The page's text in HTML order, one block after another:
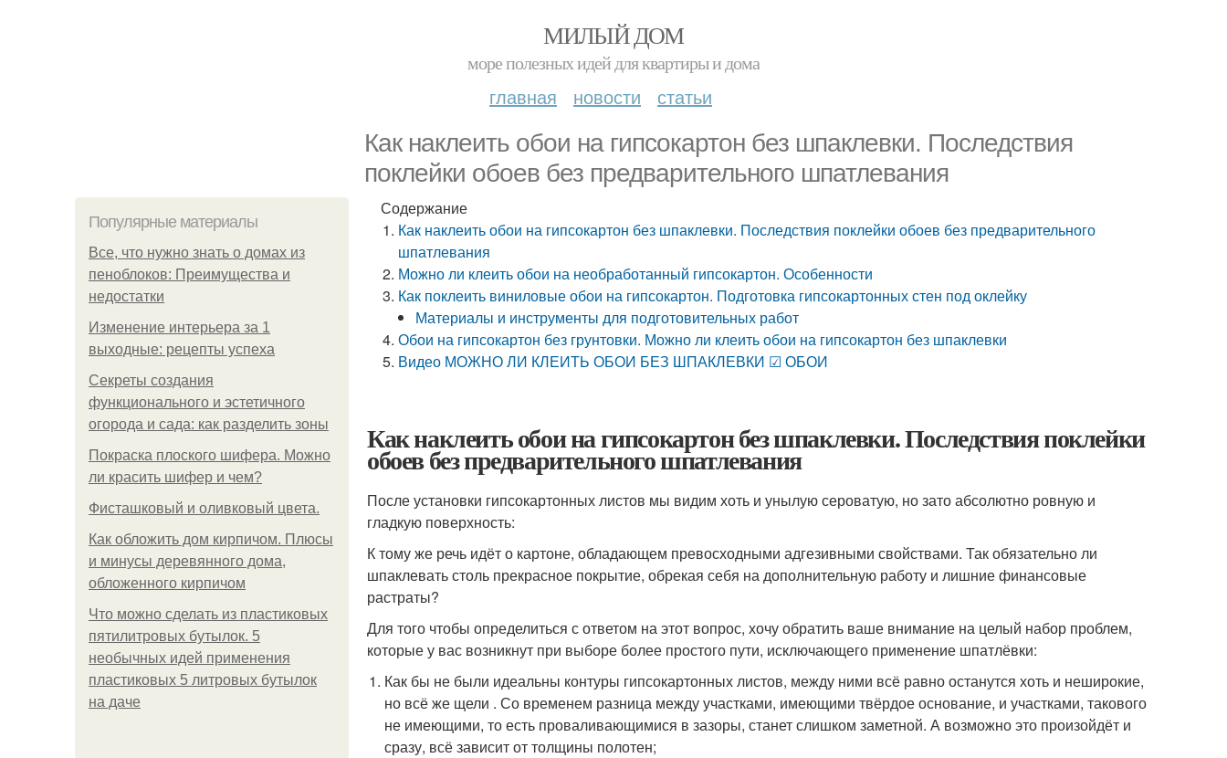
МИЛЫЙ ДОМ
море полезных идей для квартиры и дома
главная новости статьи
Как наклеить обои на гипсокартон без шпаклевки. Последствия
поклейки обоев без предварительного шпатлевания
Популярные материалы
Все, что нужно знать о домах из
пеноблоков: Преимущества и
недостатки
Изменение интерьера за 1
выходные: рецепты успеха
Секреты создания
функционального и эстетичного
огорода и сада: как разделить зоны
Покраска плоского шифера. Можно
ли красить шифер и чем?
Фисташковый и оливковый цвета.
Как обложить дом кирпичом. Плюсы
и минусы деревянного дома,
обложенного кирпичом
Что можно сделать из пластиковых
пятилитровых бутылок. 5
необычных идей применения
пластиковых 5 литровых бутылок
на даче
Содержание
Как наклеить обои на гипсокартон без шпаклевки. Последствия поклейки обоев без предварительного
шпатлевания
Можно ли клеить обои на необработанный гипсокартон. Особенности
Как поклеить виниловые обои на гипсокартон. Подготовка гипсокартонных стен под оклейку
Материалы и инструменты для подготовительных работ
Обои на гипсокартон без грунтовки. Можно ли клеить обои на гипсокартон без шпаклевки
Видео МОЖНО ЛИ КЛЕИТЬ ОБОИ БЕЗ ШПАКЛЕВКИ ☑ ОБОИ
Как наклеить обои на гипсокартон без шпаклевки. Последствия поклейки
обоев без предварительного шпатлевания
После установки гипсокартонных листов мы видим хоть и унылую сероватую, но зато абсолютно ровную и
гладкую поверхность:
К тому же речь идёт о картоне, обладающем превосходными адгезивными свойствами. Так обязательно ли
шпаклевать столь прекрасное покрытие, обрекая себя на дополнительную работу и лишние финансовые
растраты?
Для того чтобы определиться с ответом на этот вопрос, хочу обратить ваше внимание на целый набор проблем,
которые у вас возникнут при выборе более простого пути, исключающего применение шпатлёвки:
Как бы не были идеальны контуры гипсокартонных листов, между ними всё равно останутся хоть и неширокие,
но всё же щели . Со временем разница между участками, имеющими твёрдое основание, и участками, такового
не имеющими, то есть проваливающимися в зазоры, станет слишком заметной. А возможно это произойдёт и
сразу, всё зависит от толщины полотен;